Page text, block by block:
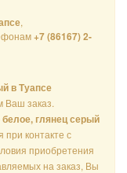
,
+7 (86167) 2-
в Туапсе
Ваш заказ.
глянец серый
при контакте с
приобретения
на заказ, Вы